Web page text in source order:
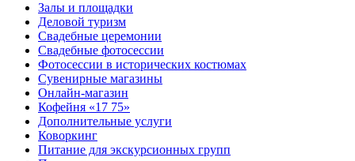
Залы и площадки
Деловой туризм
Свадебные церемонии
Свадебные фотосессии
Фотосессии в исторических костюмах
Сувенирные магазины
Онлайн-магазин
Кофейня «17 75»
Дополнительные услуги
Коворкинг
Питание для экскурсионных групп